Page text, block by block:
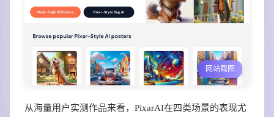
网站截图
从海量用户实测作品来看，PixarAI在四类场景的表现尤